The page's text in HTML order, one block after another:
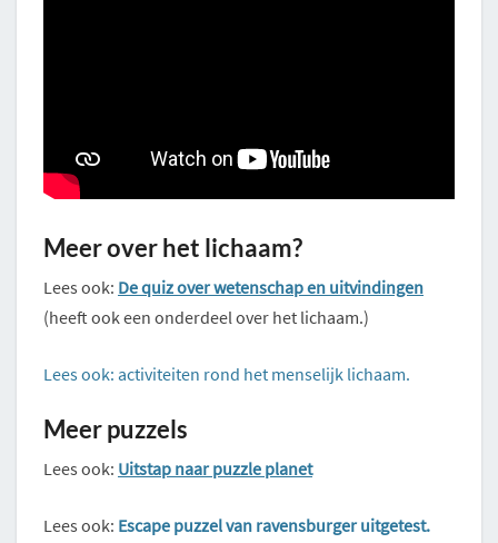
Meer over het lichaam?
Lees ook: De quiz over wetenschap en uitvindingen
(heeft ook een onderdeel over het lichaam.)
Lees ook: activiteiten rond het menselijk lichaam.
Meer puzzels
Lees ook: Uitstap naar puzzle planet
Lees ook: Escape puzzel van ravensburger uitgetest.